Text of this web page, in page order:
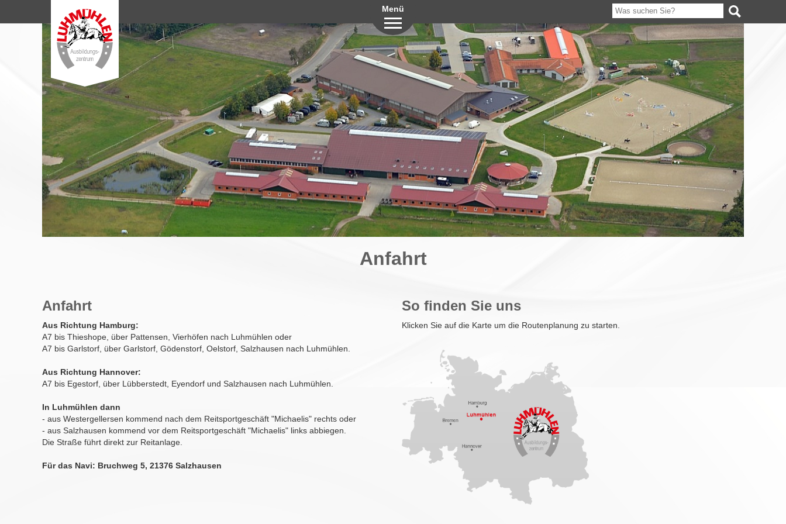
Menü
Anfahrt
Anfahrt
Aus Richtung Hamburg:
A7 bis Thieshope, über Pattensen, Vierhöfen nach Luhmühlen oder
A7 bis Garlstorf, über Garlstorf, Gödenstorf, Oelstorf, Salzhausen nach Luhmühlen.
Aus Richtung Hannover:
A7 bis Egestorf, über Lübberstedt, Eyendorf und Salzhausen nach Luhmühlen.
In Luhmühlen dann
- aus Westergellersen kommend nach dem Reitsportgeschäft "Michaelis" rechts oder
- aus Salzhausen kommend vor dem Reitsportgeschäft "Michaelis" links abbiegen.
Die Straße führt direkt zur Reitanlage.
Für das Navi: Bruchweg 5, 21376 Salzhausen
So finden Sie uns
Klicken Sie auf die Karte um die Routenplanung zu starten.